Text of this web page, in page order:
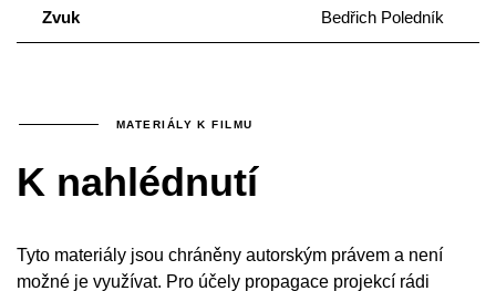
Zvuk Bedřich Poledník
MATERIÁLY K FILMU
K nahlédnutí
Tyto materiály jsou chráněny autorským právem a není
možné je využívat. Pro účely propagace projekcí rádi